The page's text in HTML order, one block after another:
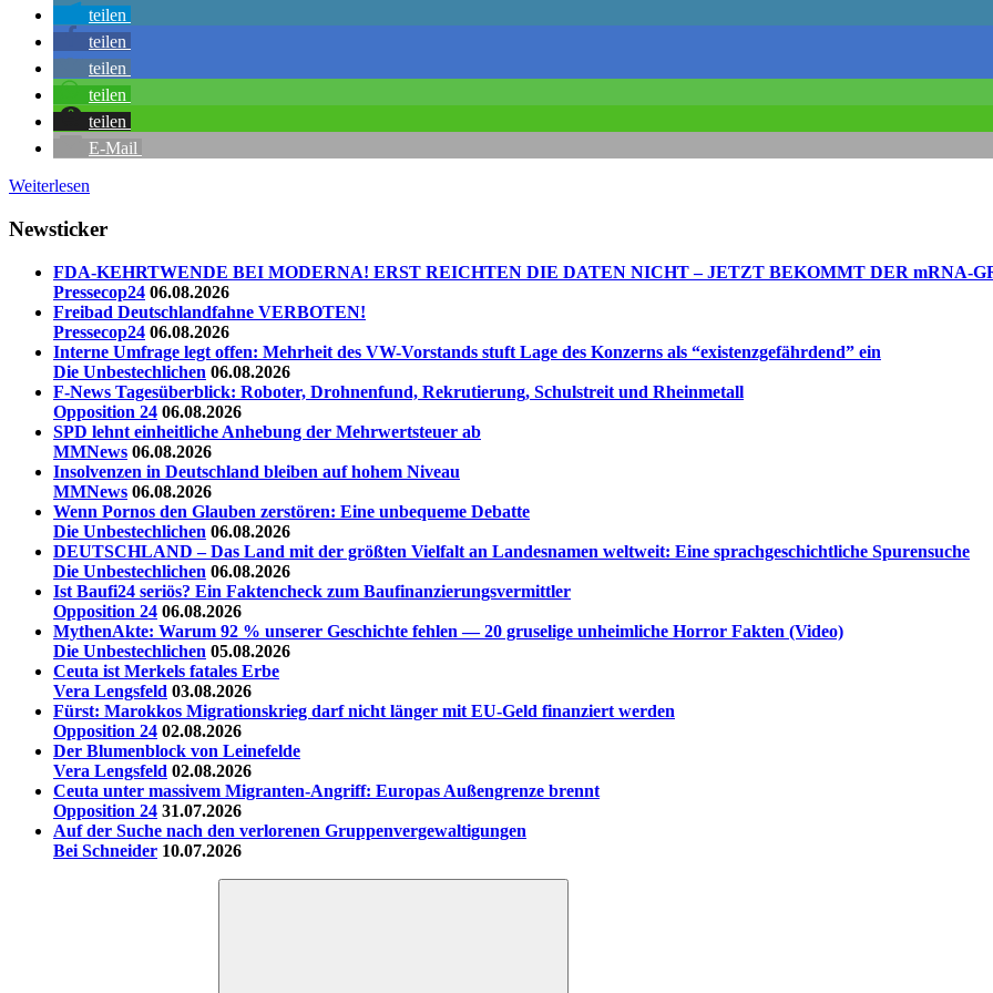
teilen
teilen
teilen
teilen
teilen
E-Mail
Weiterlesen
Newsticker
FDA-KEHRTWENDE BEI MODERNA! ERST REICHTEN DIE DATEN NICHT – JETZT BEKOMMT DER mRNA-
Pressecop24 06.08.2026
Freibad Deutschlandfahne VERBOTEN!
Pressecop24 06.08.2026
Interne Umfrage legt offen: Mehrheit des VW-Vorstands stuft Lage des Konzerns als “existenzgefährdend” ein
Die Unbestechlichen 06.08.2026
F-News Tagesüberblick: Roboter, Drohnenfund, Rekrutierung, Schulstreit und Rheinmetall
Opposition 24 06.08.2026
SPD lehnt einheitliche Anhebung der Mehrwertsteuer ab
MMNews 06.08.2026
Insolvenzen in Deutschland bleiben auf hohem Niveau
MMNews 06.08.2026
Wenn Pornos den Glauben zerstören: Eine unbequeme Debatte
Die Unbestechlichen 06.08.2026
DEUTSCHLAND – Das Land mit der größten Vielfalt an Landesnamen weltweit: Eine sprachgeschichtliche Spurensuche
Die Unbestechlichen 06.08.2026
Ist Baufi24 seriös? Ein Faktencheck zum Baufinanzierungsvermittler
Opposition 24 06.08.2026
MythenAkte: Warum 92 % unserer Geschichte fehlen — 20 gruselige unheimliche Horror Fakten (Video)
Die Unbestechlichen 05.08.2026
Ceuta ist Merkels fatales Erbe
Vera Lengsfeld 03.08.2026
Fürst: Marokkos Migrationskrieg darf nicht länger mit EU-Geld finanziert werden
Opposition 24 02.08.2026
Der Blumenblock von Leinefelde
Vera Lengsfeld 02.08.2026
Ceuta unter massivem Migranten-Angriff: Europas Außengrenze brennt
Opposition 24 31.07.2026
Auf der Suche nach den verlorenen Gruppenvergewaltigungen
Bei Schneider 10.07.2026